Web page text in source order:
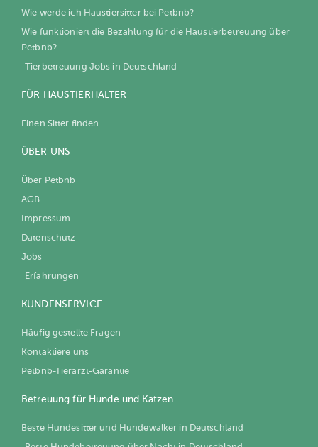
Wie werde ich Haustiersitter bei Petbnb?
Wie funktioniert die Bezahlung für die Haustierbetreuung über
Petbnb?
Tierbetreuung Jobs in Deutschland
FÜR HAUSTIERHALTER
Einen Sitter finden
ÜBER UNS
Über Petbnb
AGB
Impressum
Datenschutz
Jobs
Erfahrungen
KUNDENSERVICE
Häufig gestellte Fragen
Kontaktiere uns
Petbnb-Tierarzt-Garantie
Betreuung für Hunde und Katzen
Beste Hundesitter und Hundewalker in Deutschland